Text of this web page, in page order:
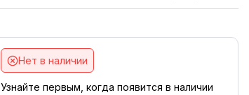
Нет в наличии
Узнайте первым, когда появится в наличии